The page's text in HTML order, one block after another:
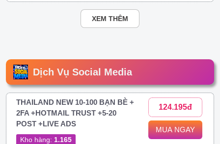
XEM THÊM
Dịch Vụ Social Media
THAILAND NEW 10-100 BẠN BÈ +
2FA +HOTMAIL TRUST +5-20
POST +LIVE ADS
Kho hàng: 1.165
124.195đ
MUA NGAY